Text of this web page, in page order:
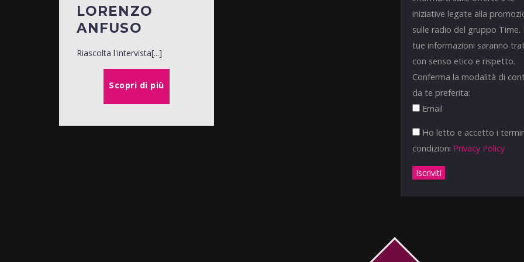
LORENZO
ANFUSO
Riascolta l'intervista[...]
Scopri di più
iniziative legate alla
sulle radio del gruppo Time.
tue informazioni saranno
con senso etico e rispetto.
Conferma la modalità di
da te preferita:
Email
Ho letto e accetto i
condizioni Privacy Policy